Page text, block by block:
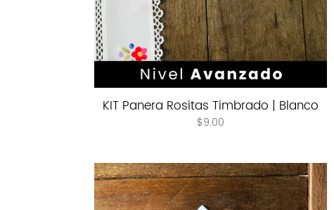
KIT Panera Rositas Timbrado | Blanco
$9.00